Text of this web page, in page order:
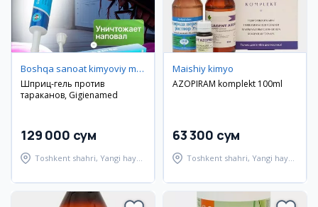
Boshqa sanoat kimyoviy moddalari
Шприц-гель против
тараканов, Gigienamed
129 000 сум
Toshkent shahri, Yangi hayot
Maishiy kimyo
AZOPIRAM komplekt 100ml
63 300 сум
Toshkent shahri, Yangi hayot